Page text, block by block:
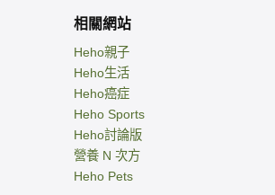
相關網站
Heho親子
Heho生活
Heho癌症
Heho Sports
Heho討論版
營養 N 次方
Heho Pets